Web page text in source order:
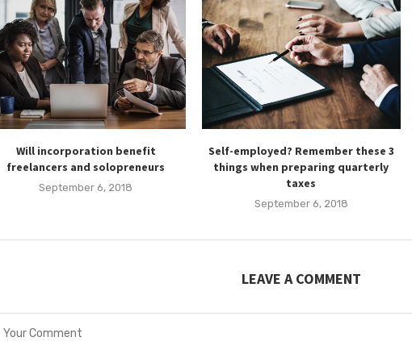
Will incorporation benefit
freelancers and solopreneurs
September 6, 2018
Self-employed? Remember these 3
things when preparing quarterly
taxes
September 6, 2018
LEAVE A COMMENT